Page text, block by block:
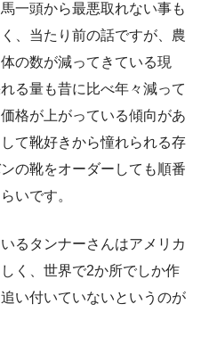
一頭から最悪取れない事も
、当たり前の話ですが、農
の数が減ってきている現
る量も昔に比べ年々減って
格が上がっている傾向があ
て靴好きから憧れられる存
の靴をオーダーしても順番
いです。
るタンナーさんはアメリカ
く、世界で2か所でしか作
い付いていないというのが